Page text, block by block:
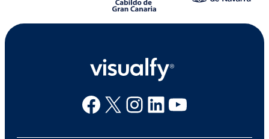
Facebook
X Instagram
Linkedin
Youtube